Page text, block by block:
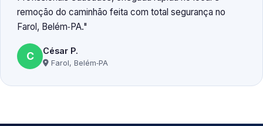
remoção do caminhão feita com total segurança no
Farol, Belém‑PA.
C César P.
Farol, Belém‑PA